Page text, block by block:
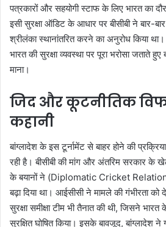
पत्रकारों और सहयोगी स्टाफ के लिए भारत का
इसी सुरक्षा ऑडिट के आधार पर बीसीबी ने बार-
श्रीलंका स्थानांतरित करने का अनुरोध किया था।
भारत की सुरक्षा व्यवस्था पर पूरा भरोसा जताते हुए
माना।
जिद और कूटनीतिक
कहानी
बांग्लादेश के इस टूर्नामेंट से बाहर होने की
रही है। बीसीबी की मांग और अंतरिम सरकार
के बयानों ने (Diplomatic Cricket
बढ़ा दिया था। आईसीसी ने मामले की गंभीरता
सुरक्षा समीक्षा टीम भी तैनात की थी, जिसने
सुरक्षित घोषित किया। इसके बावजूद, बांग्लादेश